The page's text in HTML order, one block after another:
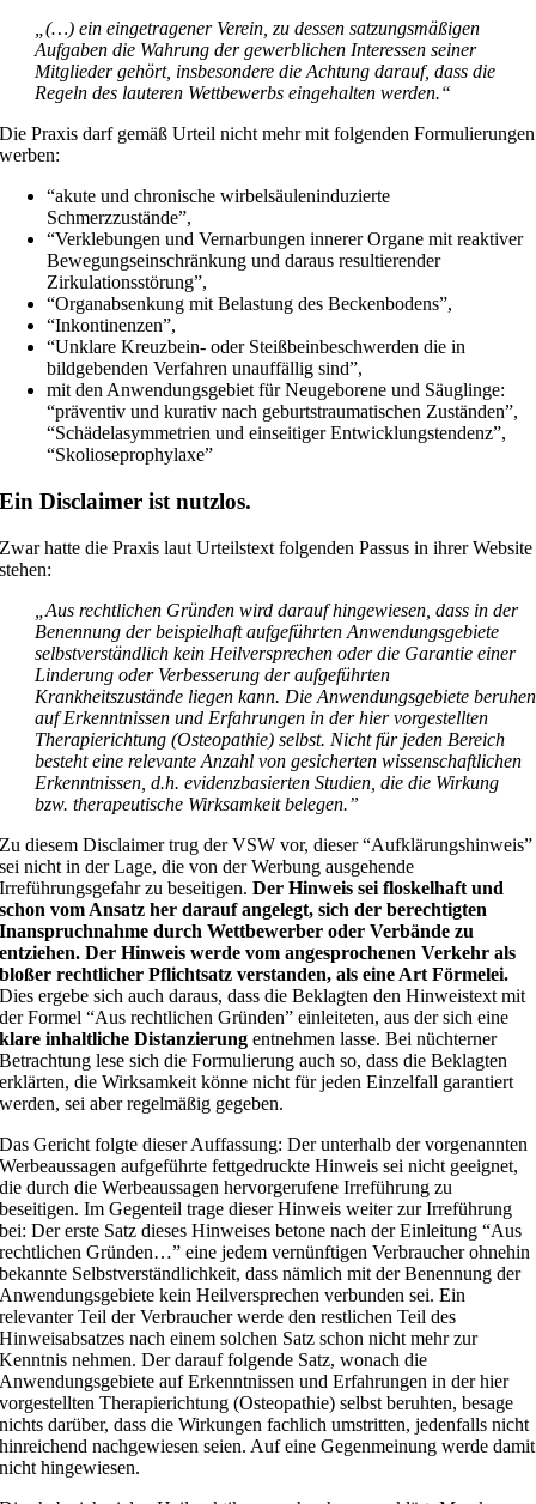
„(…) ein eingetragener Verein, zu dessen satzungsmäßigen
Aufgaben die Wahrung der gewerblichen Interessen seiner
Mitglieder gehört, insbesondere die Achtung darauf, dass die
Regeln des lauteren Wettbewerbs eingehalten werden.“
Die Praxis darf gemäß Urteil nicht mehr mit folgenden Formulierungen
werben:
“akute und chronische wirbelsäuleninduzierte
Schmerzzustände”,
“Verklebungen und Vernarbungen innerer Organe mit reaktiver
Bewegungseinschränkung und daraus resultierender
Zirkulationsstörung”,
“Organabsenkung mit Belastung des Beckenbodens”,
“Inkontinenzen”,
“Unklare Kreuzbein- oder Steißbeinbeschwerden die in
bildgebenden Verfahren unauffällig sind”,
mit den Anwendungsgebiet für Neugeborene und Säuglinge:
“präventiv und kurativ nach geburtstraumatischen Zuständen”,
“Schädelasymmetrien und einseitiger Entwicklungstendenz”,
“Skolioseprophylaxe”
Ein Disclaimer ist nutzlos.
Zwar hatte die Praxis laut Urteilstext folgenden Passus in ihrer Website
stehen:
„Aus rechtlichen Gründen wird darauf hingewiesen, dass in der
Benennung der beispielhaft aufgeführten Anwendungsgebiete
selbstverständlich kein Heilversprechen oder die Garantie einer
Linderung oder Verbesserung der aufgeführten
Krankheitszustände liegen kann. Die Anwendungsgebiete beruhen
auf Erkenntnissen und Erfahrungen in der hier vorgestellten
Therapierichtung (Osteopathie) selbst. Nicht für jeden Bereich
besteht eine relevante Anzahl von gesicherten wissenschaftlichen
Erkenntnissen, d.h. evidenzbasierten Studien, die die Wirkung
bzw. therapeutische Wirksamkeit belegen.”
Zu diesem Disclaimer trug der VSW vor, dieser “Aufklärungshinweis”
sei nicht in der Lage, die von der Werbung ausgehende
Irreführungsgefahr zu beseitigen.Der Hinweis sei floskelhaft und
schon vom Ansatz her darauf angelegt, sich der berechtigten
Inanspruchnahme durch Wettbewerber oder Verbände zu
entziehen. Der Hinweis werde vom angesprochenen Verkehr als
bloßer rechtlicher Pflichtsatz verstanden, als eine Art Förmelei.
Dies ergebe sich auch daraus, dass die Beklagten den Hinweistext mit
der Formel “Aus rechtlichen Gründen” einleiteten, aus der sich eine
klare inhaltliche Distanzierung entnehmen lasse. Bei nüchterner
Betrachtung lese sich die Formulierung auch so, dass die Beklagten
erklärten, die Wirksamkeit könne nicht für jeden Einzelfall garantiert
werden, sei aber regelmäßig gegeben.
Das Gericht folgte dieser Auffassung: Der unterhalb der vorgenannten
Werbeaussagen aufgeführte fettgedruckte Hinweis sei nicht geeignet,
die durch die Werbeaussagen hervorgerufene Irreführung zu
beseitigen. Im Gegenteil trage dieser Hinweis weiter zur Irreführung
bei: Der erste Satz dieses Hinweises betone nach der Einleitung “Aus
rechtlichen Gründen…” eine jedem vernünftigen Verbraucher ohnehin
bekannte Selbstverständlichkeit, dass nämlich mit der Benennung der
Anwendungsgebiete kein Heilversprechen verbunden sei. Ein
relevanter Teil der Verbraucher werde den restlichen Teil des
Hinweisabsatzes nach einem solchen Satz schon nicht mehr zur
Kenntnis nehmen. Der darauf folgende Satz, wonach die
Anwendungsgebiete auf Erkenntnissen und Erfahrungen in der hier
vorgestellten Therapierichtung (Osteopathie) selbst beruhten, besage
nichts darüber, dass die Wirkungen fachlich umstritten, jedenfalls nicht
hinreichend nachgewiesen seien. Auf eine Gegenmeinung werde damit
nicht hingewiesen.